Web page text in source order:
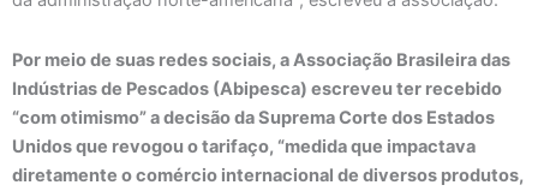
Por meio de suas redes sociais, a Associação Brasileira das
Indústrias de Pescados (Abipesca) escreveu ter recebido
“com otimismo” a decisão da Suprema Corte dos Estados
Unidos que revogou o tarifaço, “medida que impactava
diretamente o comércio internacional de diversos produtos,